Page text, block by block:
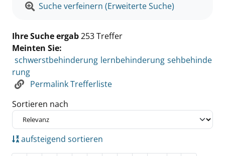
Suche verfeinern (Erweiterte Suche)
Ihre Suche ergab253 Treffer
Meinten Sie:
schwerstbehinderung lernbehinderung sehbehinde
rung
Permalink Trefferliste
Sortieren nach
aufsteigend sortieren